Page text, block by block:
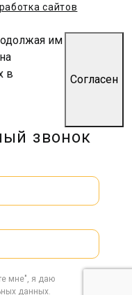
сайтов
им
в
Согласен
звонок
мне", я даю
данных.